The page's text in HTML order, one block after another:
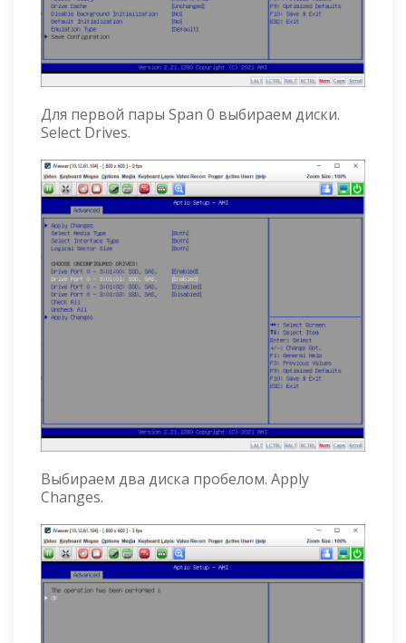
Для первой пары Span 0 выбираем диски.
Select Drives.
Выбираем два диска пробелом. Apply
Changes.